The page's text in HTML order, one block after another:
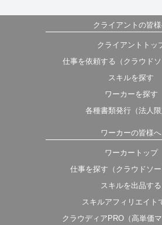
クライアントの皆
クライアントトッ
仕事を依頼する（クラウドソ
スキルを探す
ワーカーを探す
各種書類発行（法人限
ワーカーの皆様へ
ワーカートップ
仕事を探す（クラウドソー
スキルを出品する
スキルアフィリエイト
クラウディアPRO（高単価マ